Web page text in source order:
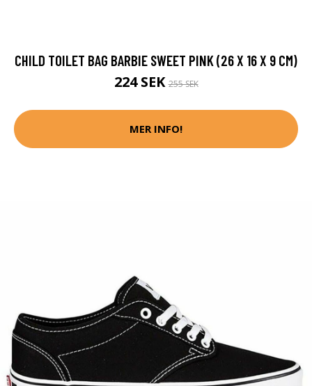
CHILD TOILET BAG BARBIE SWEET PINK (26 X 16 X 9 CM)
224 SEK255 SEK
MER INFO!